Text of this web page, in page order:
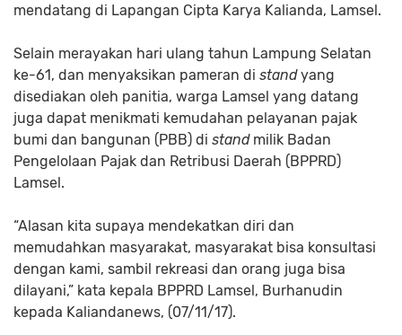
mendatang di Lapangan Cipta Karya Kalianda, Lamsel.
Selain merayakan hari ulang tahun Lampung Selatan
ke-61, dan menyaksikan pameran di standyang
disediakan oleh panitia, warga Lamsel yang datang
juga dapat menikmati kemudahan pelayanan pajak
bumi dan bangunan (PBB) di standmilik Badan
Pengelolaan Pajak dan Retribusi Daerah (BPPRD)
Lamsel.
“Alasan kita supaya mendekatkan diri dan
memudahkan masyarakat, masyarakat bisa konsultasi
dengan kami, sambil rekreasi dan orang juga bisa
dilayani,” kata kepala BPPRD Lamsel, Burhanudin
kepada Kaliandanews, (07/11/17).